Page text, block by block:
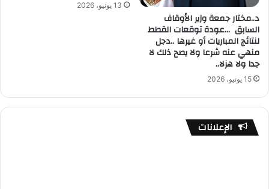
د..مختار جمعة وزير الأوقاف
السابق …عودة توقعات القطط
لنتائج المباريات أو غيرها ..دجل
منهي عنه شرعا ولا يصح ذلك لا
جدا ولا هزلا..
15 يونيو، 2026
13 يونيو، 2026
الإعلانات